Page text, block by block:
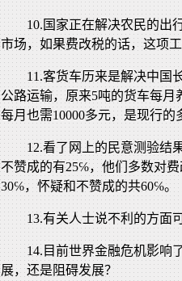
10.国家正在解决农民的出
市场，如果费改税的话，这项
11.客货车历来是解决中国
公路运输，原来5吨的货车每月
每月也需10000多元，是现行的
12.看了网上的民意测验结
不赞成的有25℅，他们多数对
30℅，怀疑和不赞成的共60℅。
13.有关人士说不利的方面
14.目前世界金融危机影响
展，还是阻碍发展？